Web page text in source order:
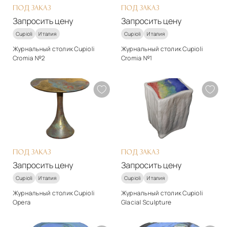
ПОД ЗАКАЗ
Запросить цену
Cupioli Италия
Журнальный столик Cupioli
Cromia №2
арт-деко
Материалы
Подробнее
Запросить цену
ПОД ЗАКАЗ
Запросить цену
Cupioli Италия
Журнальный столик Cupioli
Cromia №1
арт-деко
Материалы
железо
Подробнее
Запросить цену
ПОД ЗАКАЗ
Запросить цену
Cupioli Италия
Журнальный столик Cupioli
Opera
арт-деко
ПОД ЗАКАЗ
Запросить цену
Cupioli Италия
Журнальный столик Cupioli
Glacial Sculpture
арт-деко